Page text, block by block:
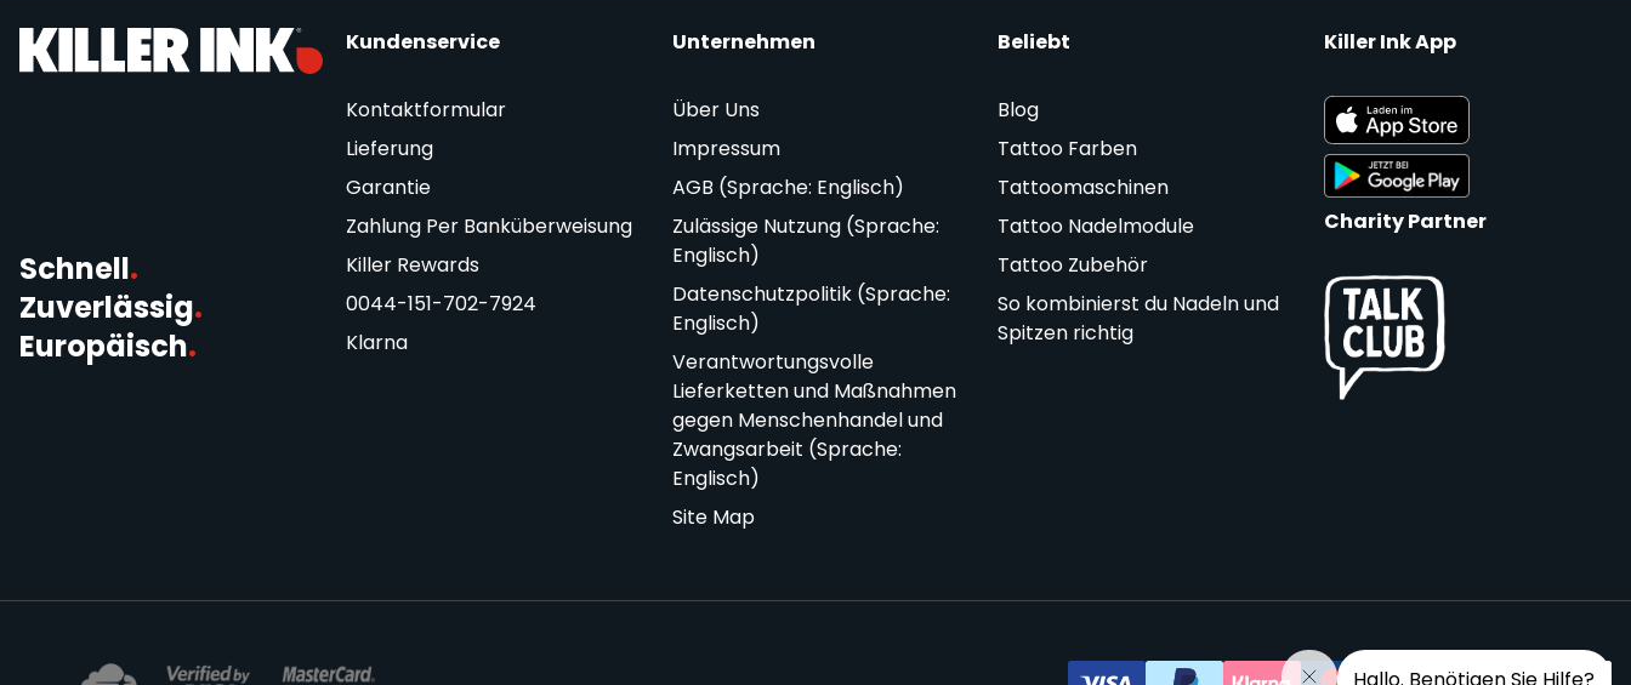
Schnell.
Zuverlässig.
Europäisch.
Kundenservice
Kontaktformular
Lieferung
Garantie
Zahlung Per Banküberweisung
Killer Rewards
0044-151-702-7924
Klarna
Unternehmen
Über Uns
Impressum
AGB (Sprache: Englisch)
Zulässige Nutzung (Sprache:
Englisch)
Datenschutzpolitik (Sprache:
Englisch)
Verantwortungsvolle
Lieferketten und Maßnahmen
gegen Menschenhandel und
Zwangsarbeit (Sprache:
Englisch)
Site Map
Beliebt
Blog
Tattoo Farben
Tattoomaschinen
Tattoo Nadelmodule
Tattoo Zubehör
So kombinierst du Nadeln und
Spitzen richtig
Killer Ink App
Charity Partner